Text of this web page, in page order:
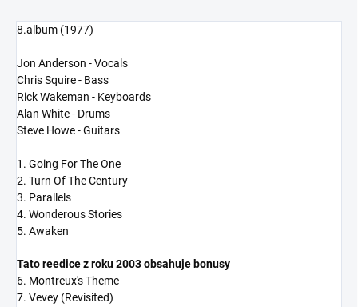
8.album (1977)
Jon Anderson - Vocals
Chris Squire - Bass
Rick Wakeman - Keyboards
Alan White - Drums
Steve Howe - Guitars
1. Going For The One
2. Turn Of The Century
3. Parallels
4. Wonderous Stories
5. Awaken
Tato reedice z roku 2003 obsahuje bonusy
6. Montreux's Theme
7. Vevey (Revisited)